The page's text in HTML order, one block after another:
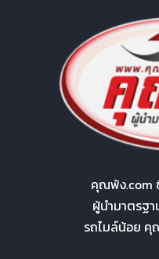
คุณพ้ง.com
ผู้นำมาตรฐ
รถไมล์น้อย คุ